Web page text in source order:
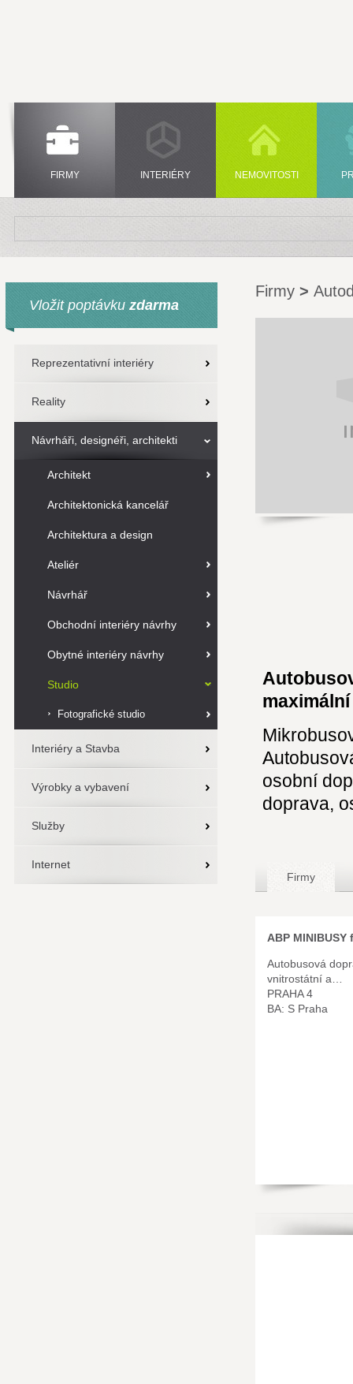
FIRMY INTERIÉRY NEMOVITOSTI
Vložit poptávku zdarma
Reprezentativní interiéry
Reality
Návrháři, designéři, architekti
Architekt
Architektonická kancelář
Architektura a design
Ateliér
Návrhář
Obchodní interiéry návrhy
Obytné interiéry návrhy
Studio
Fotografické studio
Interiéry a Stavba
Výrobky a vybavení
Služby
Internet
Firmy >
osobní
doprava,
Firmy
ABP MINIBUSY
Autobusová
vnitrostátní a…
PRAHA 4
BA: S Praha